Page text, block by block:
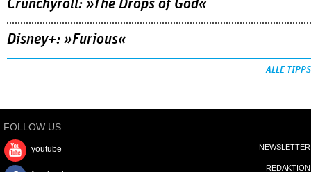
Crunchyroll: »The Drops of God«
Disney+: »Furious«
ALLE TIPPS
FOLLOW US
youtube NEWSLETTER
REDAKTION